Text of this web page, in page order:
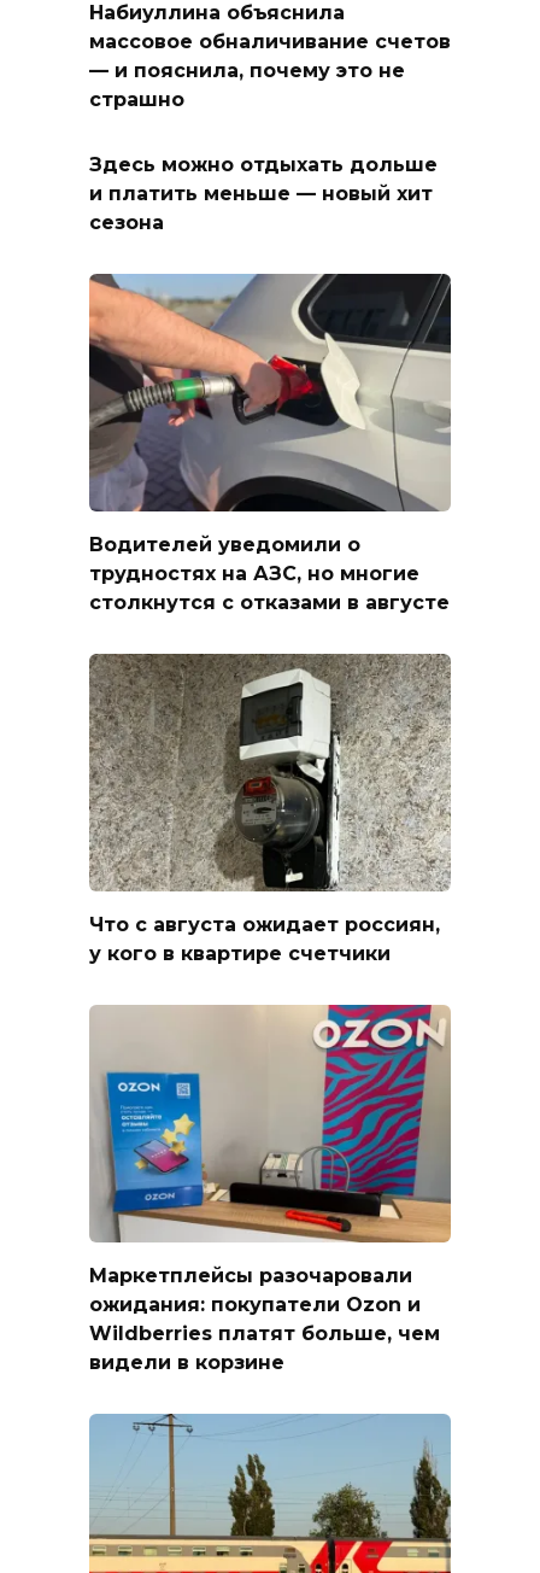
Набиуллина объяснила
массовое обналичивание счетов
— и пояснила, почему это не
страшно
Здесь можно отдыхать дольше
и платить меньше — новый хит
сезона
Водителей уведомили о
трудностях на АЗС, но многие
столкнутся с отказами в августе
Что с августа ожидает россиян,
у кого в квартире счетчики
Маркетплейсы разочаровали
ожидания: покупатели Ozon и
Wildberries платят больше, чем
видели в корзине